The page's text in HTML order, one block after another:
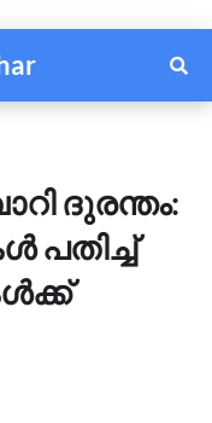
ദുരന്തം:
പതിച്ച്